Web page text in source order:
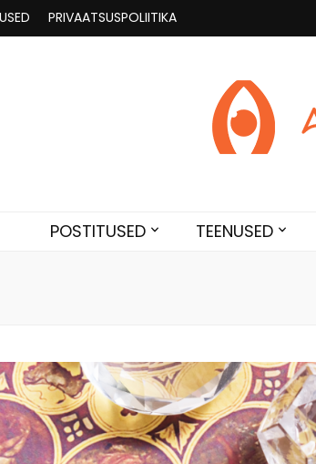
PRIVAATSUSPOLIITIKA
POSTITUSED TEENUSED